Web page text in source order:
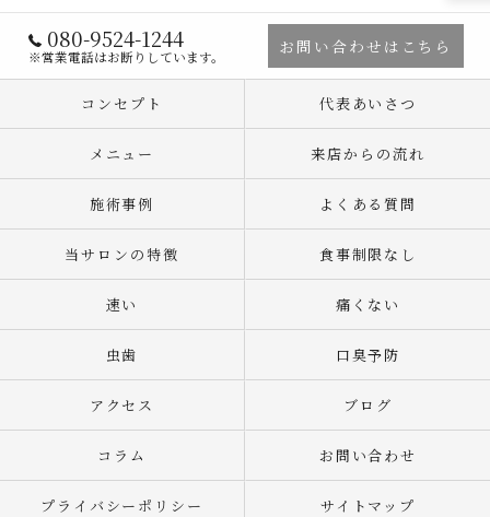
080-9524-1244
※営業電話はお断りしています。 お問い合わせはこちら
コンセプト 代表あいさつ
メニュー 来店からの流れ
施術事例 よくある質問
当サロンの特徴 食事制限なし
速い 痛くない
虫歯 口臭予防
アクセス ブログ
コラム お問い合わせ
プライバシーポリシー サイトマップ